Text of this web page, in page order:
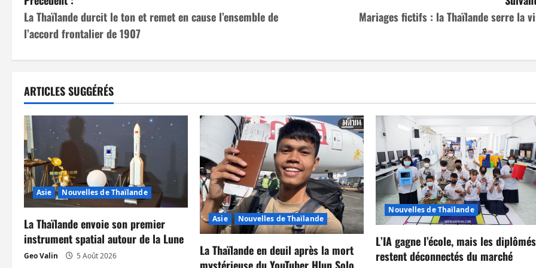
a
v
g
a
t
i
o
n
d
La Thaïlande durcit le ton et remet en cause l’ensemble de
l’accord frontalier de 1907
Mariages fictifs : la Thaïlande serre la
ARTICLES SUGGÉRÉS
Asie Nouvelles de Thaïlande
La Thaïlande envoie son premier
instrument spatial autour de la Lune
Geo Valin 5 Août 2026
Asie Nouvelles de Thaïlande
La Thaïlande en deuil après la mort
mystérieuse du YouTuber Hlun Solo
Nouvelles de Thaïlande
L’IA gagne l’école, mais les diplômés
restent déconnectés du marché